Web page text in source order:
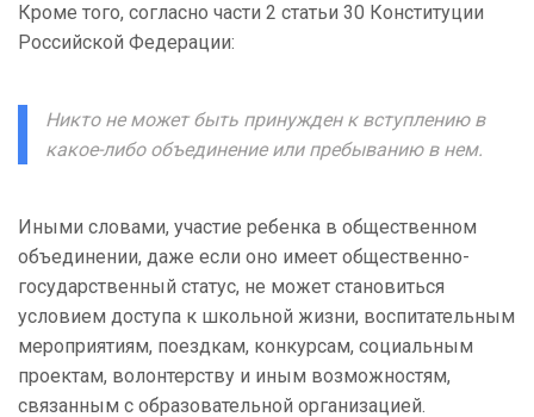
Кроме того, согласно части 2 статьи 30 Конституции
Российской Федерации:
Никто не может быть принужден к вступлению в
какое-либо объединение или пребыванию в нем.
Иными словами, участие ребенка в общественном
объединении, даже если оно имеет общественно-
государственный статус, не может становиться
условием доступа к школьной жизни, воспитательным
мероприятиям, поездкам, конкурсам, социальным
проектам, волонтерству и иным возможностям,
связанным с образовательной организацией.